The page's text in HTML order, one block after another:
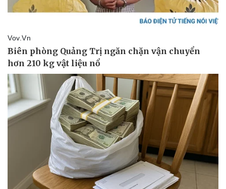
Thể thao
Bóng đá
Ô tô - Xe máy
Ô tô